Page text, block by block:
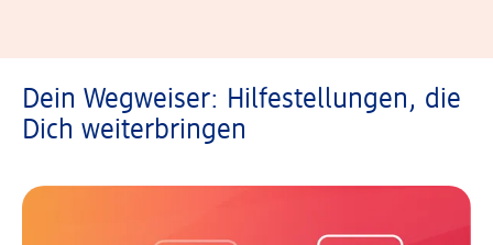
Dein Wegweiser: Hilfestellungen, die
Dich weiterbringen